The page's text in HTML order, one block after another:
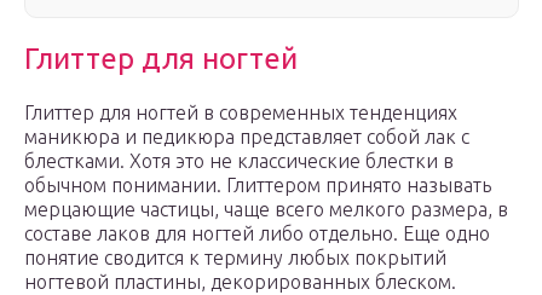
Глиттер для ногтей
Глиттер для ногтей в современных тенденциях
маникюра и педикюра представляет собой лак с
блестками. Хотя это не классические блестки в
обычном понимании. Глиттером принято называть
мерцающие частицы, чаще всего мелкого размера, в
составе лаков для ногтей либо отдельно. Еще одно
понятие сводится к термину любых покрытий
ногтевой пластины, декорированных блеском.